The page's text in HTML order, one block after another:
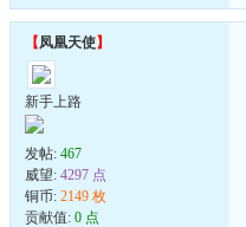
【凤凰天使】
新手上路
发帖: 467
威望: 4297 点
铜币: 2149 枚
贡献值: 0 点